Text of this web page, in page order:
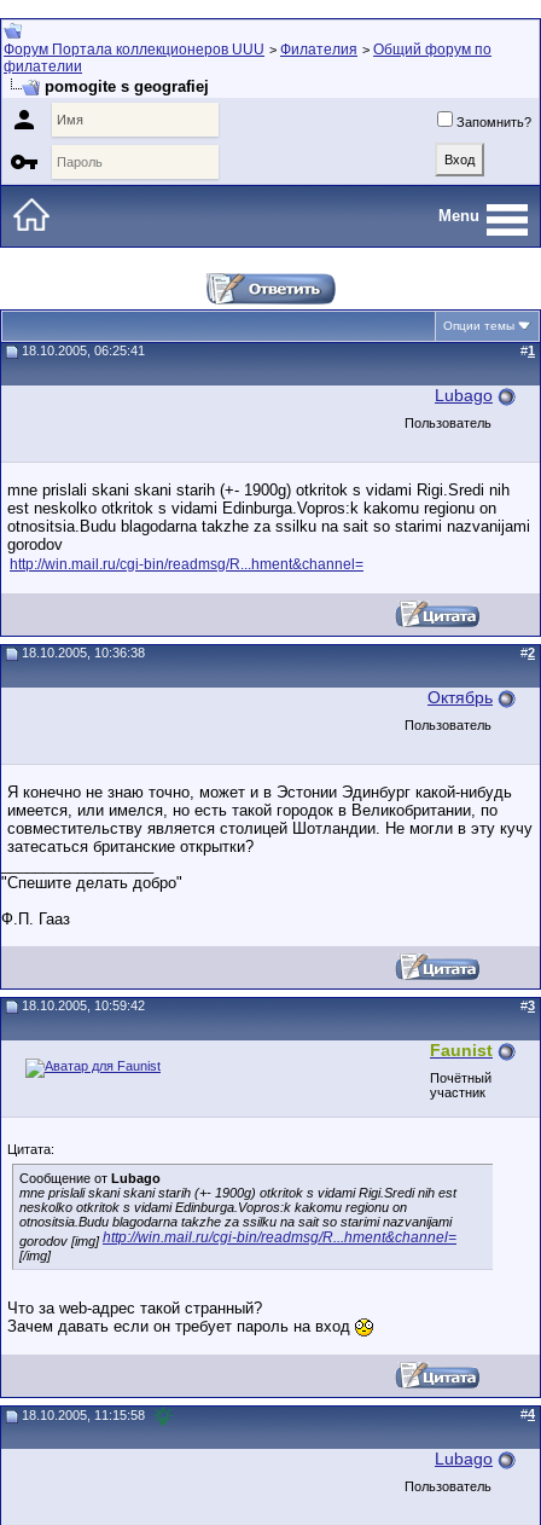
Форум Портала коллекционеров UUU > Филателия > Общий форум по
филателии
pomogite s geografiej
 Запомнить?

Menu
Опции темы
18.10.2005, 06:25:41 #1
Lubago
Пользователь
mne prislali skani skani starih (+- 1900g) otkritok s vidami Rigi.Sredi nih
est neskolko otkritok s vidami Edinburga.Vopros:k kakomu regionu on
otnositsia.Budu blagodarna takzhe za ssilku na sait so starimi nazvanijami
gorodov
http://win.mail.ru/cgi-bin/readmsg/R...hment&channel=
18.10.2005, 10:36:38 #2
Октябрь
Пользователь
Я конечно не знаю точно, может и в Эстонии Эдинбург какой-нибудь
имеется, или имелся, но есть такой городок в Великобритании, по
совместительству является столицей Шотландии. Не могли в эту кучу
затесаться британские открытки?
"Спешите делать добро"
Ф.П. Гааз
18.10.2005, 10:59:42 #3
Faunist
Почётный
участник
Цитата:
Сообщение от Lubago
mne prislali skani skani starih (+- 1900g) otkritok s vidami Rigi.Sredi nih est
neskolko otkritok s vidami Edinburga.Vopros:k kakomu regionu on
otnositsia.Budu blagodarna takzhe za ssilku na sait so starimi nazvanijami
gorodov [img]http://win.mail.ru/cgi-bin/readmsg/R...hment&channel=
[/img]
Что за web-адрес такой странный?
Зачем давать если он требует пароль на вход
18.10.2005, 11:15:58 #4
Lubago
Пользователь